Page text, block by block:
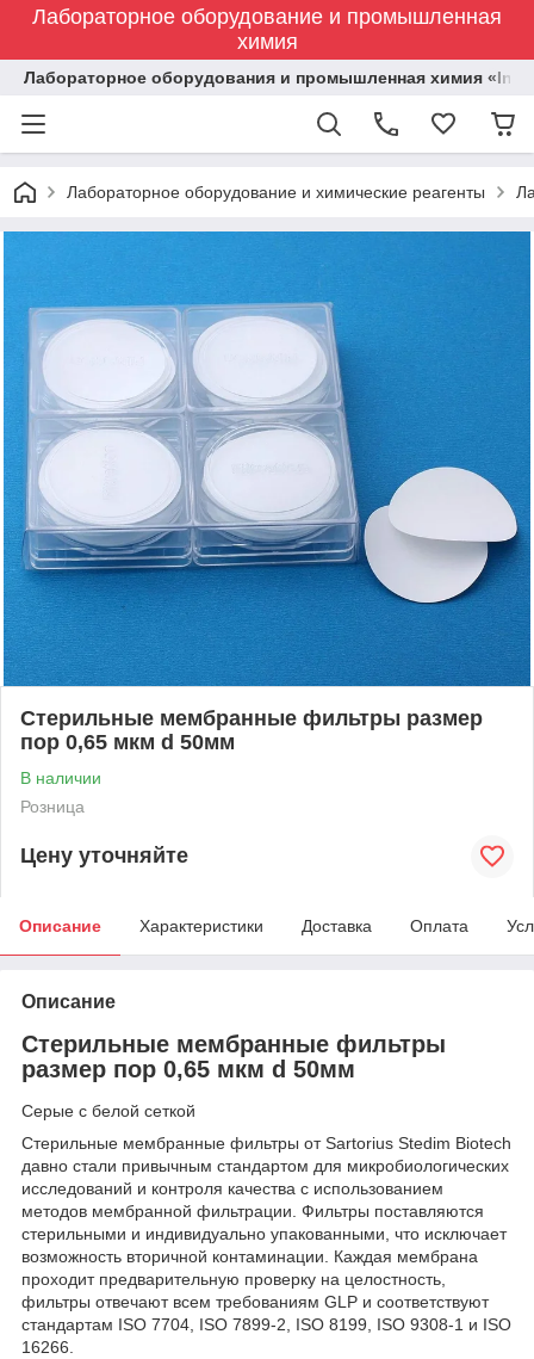
Лабораторное оборудование и промышленная
химия
Лабораторное оборудования и промышленная химия
Лабораторное оборудование и химические реагенты
Стерильные мембранные фильтры размер
пор 0,65 мкм d 50мм
В наличии
Розница
Цену уточняйте
Описание Характеристики Доставка Оплата
Описание
Стерильные мембранные фильтры
размер пор 0,65 мкм d 50мм
Серые с белой сеткой
Стерильные мембранные фильтры от Sartorius Stedim Biotech
давно стали привычным стандартом для микробиологических
исследований и контроля качества с использованием
методов мембранной фильтрации. Фильтры поставляются
стерильными и индивидуально упакованными, что исключает
возможность вторичной контаминации. Каждая мембрана
проходит предварительную проверку на целостность,
фильтры отвечают всем требованиям GLP и соответствуют
стандартам ISO 7704, ISO 7899-2, ISO 8199, ISO 9308-1 и ISO
16266.